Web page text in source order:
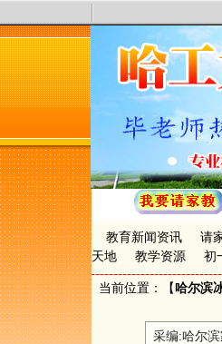
教育新闻资讯 请
天地
教学资源 初
当前位置：【哈尔滨
采编:哈尔